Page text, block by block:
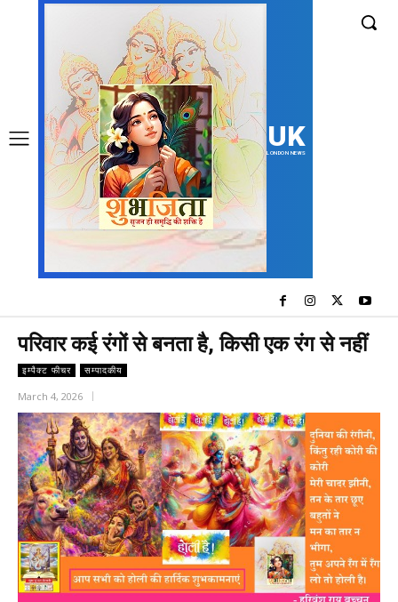
UK
LONDON NEWS
परिवार कई रंगों से बनता है, किसी एक रंग से नहीं
इम्पैक्ट फीचर सम्पादकीय
March 4, 2026